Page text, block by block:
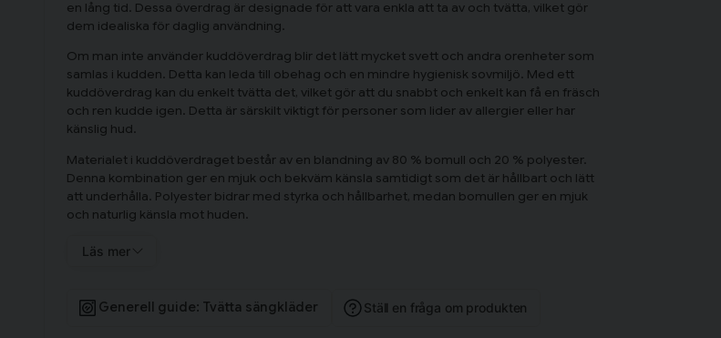
en lång tid. Dessa överdrag är designade för att vara enkla att ta av och tvätta, vilket gör
dem idealiska för daglig användning.
Om man inte använder kuddöverdrag blir det lätt mycket svett och andra orenheter som
samlas i kudden. Detta kan leda till obehag och en mindre hygienisk sovmiljö. Med ett
kuddöverdrag kan du enkelt tvätta det, vilket gör att du snabbt och enkelt kan få en fräsch
och ren kudde igen. Detta är särskilt viktigt för personer som lider av allergier eller har
känslig hud.
Materialet i kuddöverdraget består av en blandning av 80 % bomull och 20 % polyester.
Denna kombination ger en mjuk och bekväm känsla samtidigt som det är hållbart och lätt
att underhålla. Polyester bidrar med styrka och hållbarhet, medan bomullen ger en mjuk
och naturlig känsla mot huden.
Kuddskydd Vit Stretchfrotté innehåller ett kuddskydd i storlek 50x90 cm.
Läs mer
Generell guide: Tvätta sängkläder Ställ en fråga om produkten